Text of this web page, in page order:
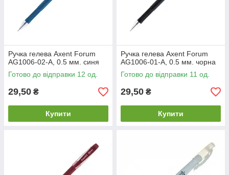
Ручка гелева Axent Forum
AG1006-02-A, 0.5 мм. синя
Готово до відправки 12 од.
29,50 ₴
Купити
Ручка гелева Axent Forum
AG1006-01-A, 0.5 мм. чорна
Готово до відправки 11 од.
29,50 ₴
Купити